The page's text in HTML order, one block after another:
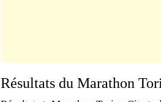
Résultats du Marathon